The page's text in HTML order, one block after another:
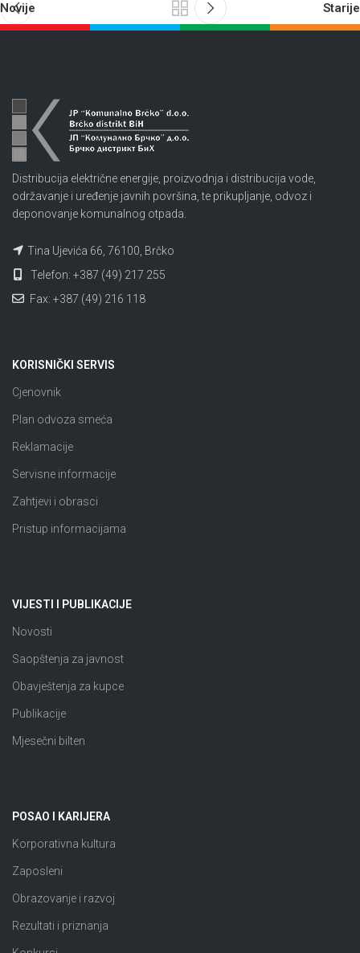
Novije Starije
Distribucija električne energije, proizvodnja i distribucija vode,
održavanje i uređenje javnih površina, te prikupljanje, odvoz i
deponovanje komunalnog otpada.
Tina Ujevića 66, 76100, Brčko
Telefon: +387 (49) 217 255
Fax: +387 (49) 216 118
KORISNIČKI SERVIS
Cjenovnik
Plan odvoza smeća
Reklamacije
Servisne informacije
Zahtjevi i obrasci
Pristup informacijama
VIJESTI I PUBLIKACIJE
Novosti
Saopštenja za javnost
Obavještenja za kupce
Publikacije
Mjesečni bilten
POSAO I KARIJERA
Korporativna kultura
Zaposleni
Obrazovanje i razvoj
Rezultati i priznanja